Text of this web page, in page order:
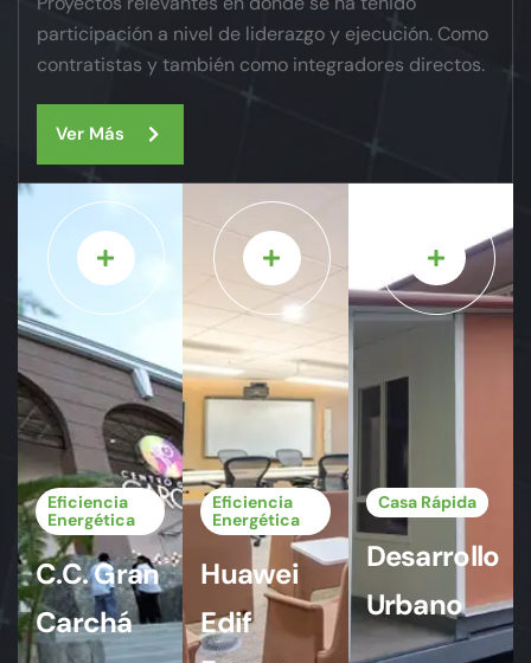
participación a nivel de liderazgo y ejecución. Como
contratistas y también como integradores directos.
Ver Más
Eficiencia
Energética
C.C. Gran
Carchá
Eficiencia
Energética
Huawei
Edif
Casa Rápida
Desarrollo
Urbano